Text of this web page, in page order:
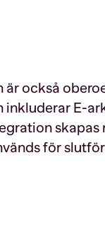
är också
inkluderar E-
för